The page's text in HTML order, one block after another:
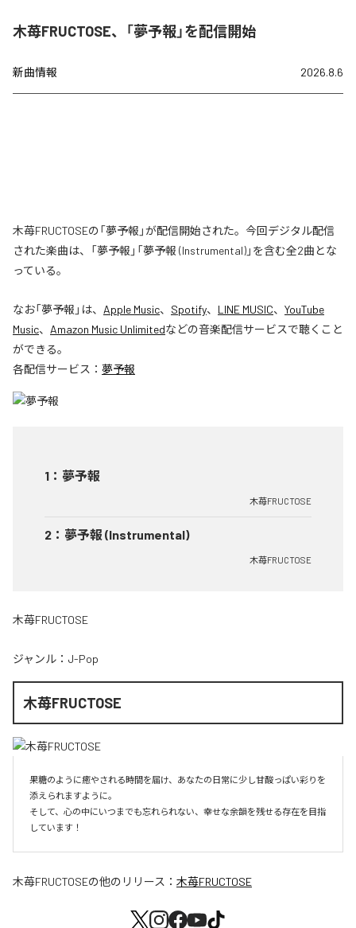
木苺FRUCTOSE、「夢予報」を配信開始
新曲情報 2026.8.6
木苺FRUCTOSEの「夢予報」が配信開始された。今回デジタル配信
された楽曲は、「夢予報」「夢予報 (Instrumental)」を含む全2曲とな
っている。
なお「夢予報 」は、 Apple Music、 Spotify、 LINE MUSIC、 YouTube
Music、 Amazon Music Unlimitedなどの音楽配信サービスで聴くこと
ができる。
各配信サービス： 夢予報
1 ： 夢予報
木苺FRUCTOSE
2 ： 夢予報 (Instrumental)
木苺FRUCTOSE
木苺FRUCTOSE
ジャンル： J-Pop
木苺FRUCTOSE
果糖のように癒やされる時間を届け、あなたの日常に少し甘酸っぱい彩りを
添えられますように。
そして、心の中にいつまでも忘れられない、幸せな余韻を残せる存在を目指
しています！
木苺FRUCTOSEの他のリリース： 木苺FRUCTOSE